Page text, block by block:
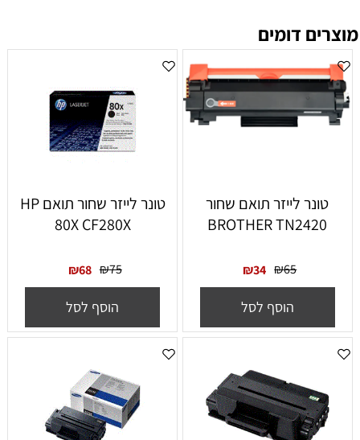
מוצרים דומים
טונר לייזר תואם שחור
BROTHER TN2420
₪65
₪34
הוסף לסל
טונר לייזר ‏שחור תואם HP
80X CF280X
₪75
₪68
הוסף לסל